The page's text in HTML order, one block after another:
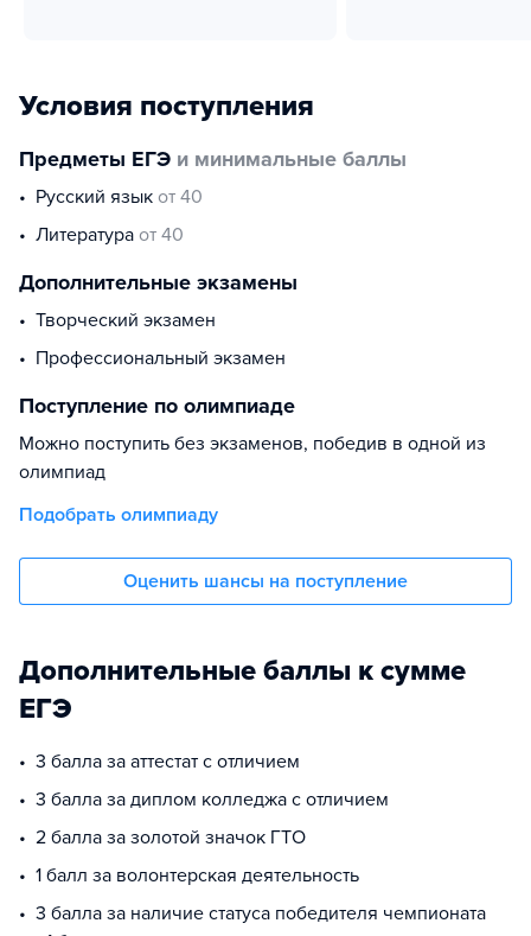
Условия поступления
Предметы ЕГЭ и минимальные баллы
русский язык от 40
литература от 40
Дополнительные экзамены
творческий экзамен
профессиональный экзамен
Поступление по олимпиаде
Можно поступить без экзаменов, победив в одной из
олимпиад
Подобрать олимпиаду
Оценить шансы на поступление
Дополнительные баллы к сумме
ЕГЭ
3 балла за аттестат с отличием
3 балла за диплом колледжа с отличием
2 балла за золотой значок ГТО
1 балл за волонтерская деятельность
3 балла за наличие статуса победителя чемпионата